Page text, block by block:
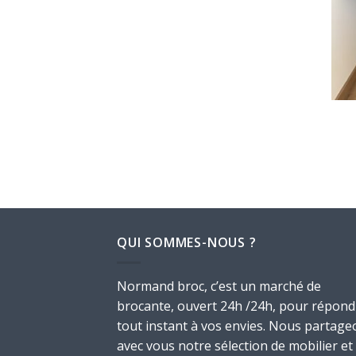
QUI SOMMES-NOUS ?
Normand broc, c’est un marché de
brocante, ouvert 24h /24h, pour
tout instant à vos envies. Nous
avec vous notre sélection de mobilier et